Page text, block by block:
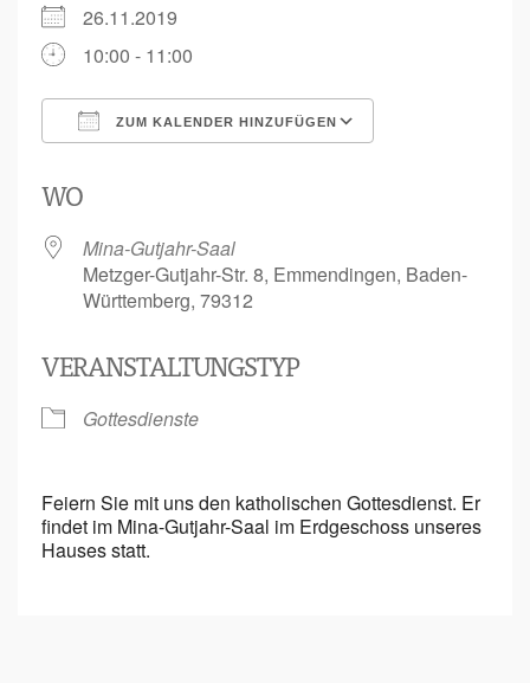
26.11.2019
10:00 - 11:00
ZUM KALENDER HINZUFÜGEN
WO
Mina-Gutjahr-Saal
Metzger-Gutjahr-Str. 8, Emmendingen, Baden-
Württemberg, 79312
VERANSTALTUNGSTYP
Gottesdienste
Feiern Sie mit uns den katholischen Gottesdienst. Er
findet im Mina-Gutjahr-Saal im Erdgeschoss unseres
Hauses statt.